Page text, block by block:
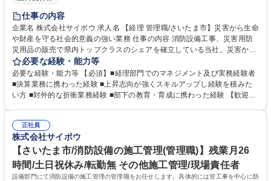
仕事の内容
企業名 株式会社サイボウ 求人名 【経理 管理職/さいたま市】災害から生命
や財産を守る社会的意義の強い業務 仕事の内容 消防設備工事、災害用防
災用品の販売で県内トップクラスのシェアを確立している当社。災害から
生命や財産を守る社会的意義の強い業務です。その仲間を採用するにあた
り統括する担当者を募集します。 【1.経理業務】■決算対応（月次・年
次） ■銀行との融資折衝 ■公認会計士・税理士との折衝 ■各部門・関連企
業の予算策定及び予算比較 ■税務監査対応の統括 ■資金繰り対応 ■売掛
入請求確認 ■ネットバンキングでの支払い承認 ■電子記録債権管理 ■イン
ボイ 募集職種 【経理 管理職/さいたま市】災害から生命や財産を守る社会
的意義の強い業務
必要な経験・能力等
必要な経験・能力等 【必須】■経理部門でのマネジメント及び実務経験者
■決算業務に携わった経験 ■上昇志向が強くスキルアップし経験を積みた
い方 ■対外的な折衝業務経験 ■部下の教育・育成に携わった経験 【歓迎】
社含む 【2.総務業務】■各種行事の予算管理や庶務業務 ■弁護士との法務
的折衝（債権・債務） 学歴・資格 学歴：大学院 大学 高専 短大 専修学校
高校 語学力： 資格：
正社員
株式会社サイボウ
【さいたま市/消防設備の施工管理(管理職)】残業月26
時間/土日祝休み/転勤無 その他施工管理/現場責任者
設備部門にて消防設備の施工管理の管理職をお任せします。具体的には管工事を中心に防